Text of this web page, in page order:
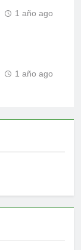
1 año ago
1 año ago